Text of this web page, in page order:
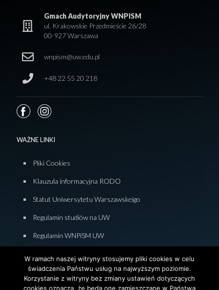
Gmach Audytoryjny WNPISM
ul. Krakowskie Przedmieście 26/28
00-927 Warszawa
wnpism@uw.edu.pl
+48 22 55 20 218
WAŻNE LINKI
Pliki Cookies
Klauzula informacyjna RODO
Statut Uniwersytetu Warszawskeigo
Regulamin studiów na UW
Regulamin WNPiSM UW
Deklaracja dostępności WNPiSM
W ramach naszej witryny stosujemy pliki cookies w celu
świadczenia Państwu usług na najwyższym poziomie.
Korzystanie z witryny bez zmiany ustawień dotyczących
cookies oznacza, że będą one zamieszczane w Państwa